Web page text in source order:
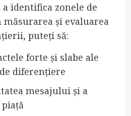
identifica zonele de
și evaluarea
puteți să:
forte și slabe ale
diferențiere
mesajului și a